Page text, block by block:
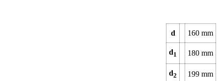
d 160 mm
d1 180 mm
d2 199 mm